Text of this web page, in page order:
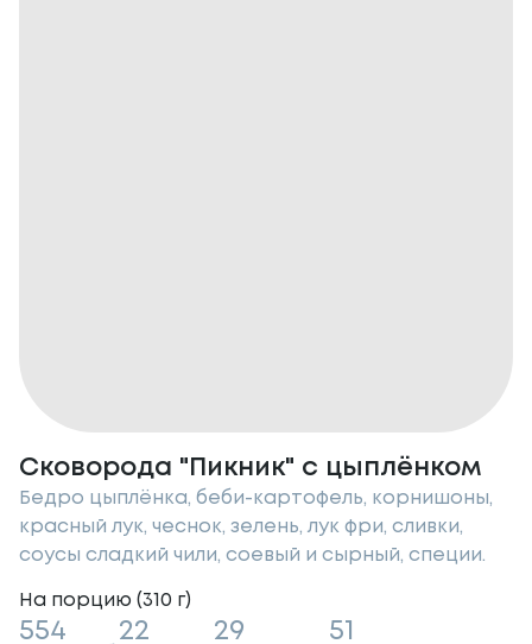
Сковорода "Пикник" с цыплёнком
Бедро цыплёнка, беби-картофель, корнишоны,
красный лук, чеснок, зелень, лук фри, сливки,
соусы сладкий чили, соевый и сырный, специи.
На порцию (310 г)
554 22 29 51